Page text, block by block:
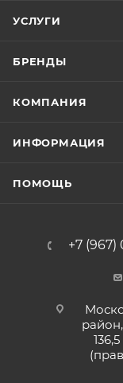
УСЛУГИ
БРЕНДЫ
КОМПАНИЯ
ИНФОРМАЦИЯ
ПОМОЩЬ
+7 (967)